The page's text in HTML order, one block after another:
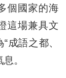
個國家的海
這場兼具文
成語之都、
。